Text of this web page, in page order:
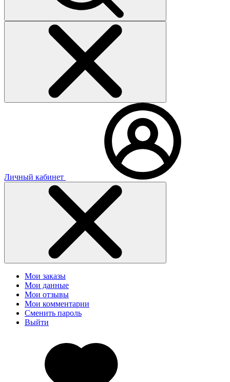
Личный кабинет
Мои заказы
Мои данные
Мои отзывы
Мои комментарии
Сменить пароль
Выйти